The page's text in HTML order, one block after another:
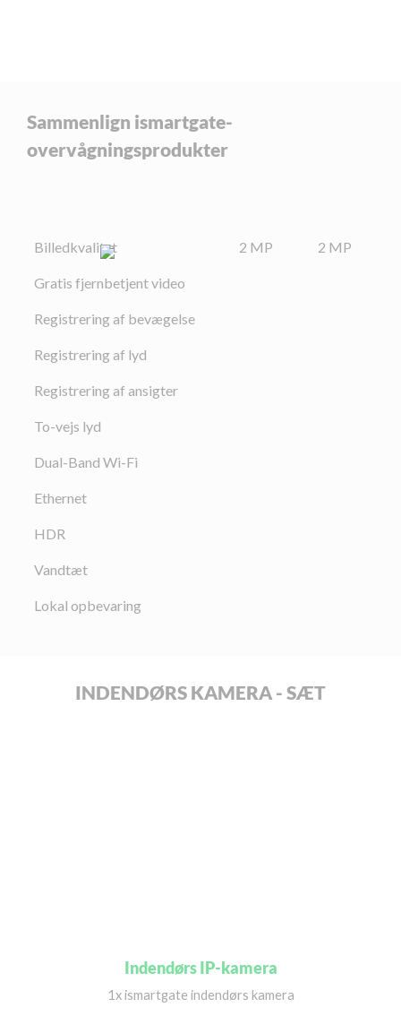
Sammenlign ismartgate-
overvågningsprodukter
Billedkvalitet 2 MP 2 MP
Gratis fjernbetjent video
Registrering af bevægelse
Registrering af lyd
Registrering af ansigter
To-vejs lyd
Dual-Band Wi-Fi
Ethernet
HDR
Vandtæt
Lokal opbevaring
INDENDØRS KAMERA - SÆT
Indendørs IP-kamera
1x ismartgate indendørs kamera